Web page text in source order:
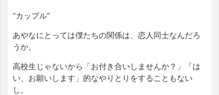
“カップル”
あやなにとっては僕たちの関係は、恋人同士なんだろ
うか。
高校生じゃないから「お付き合いしませんか？」「は
い、お願いします」的なやりとりをすることもない
し。